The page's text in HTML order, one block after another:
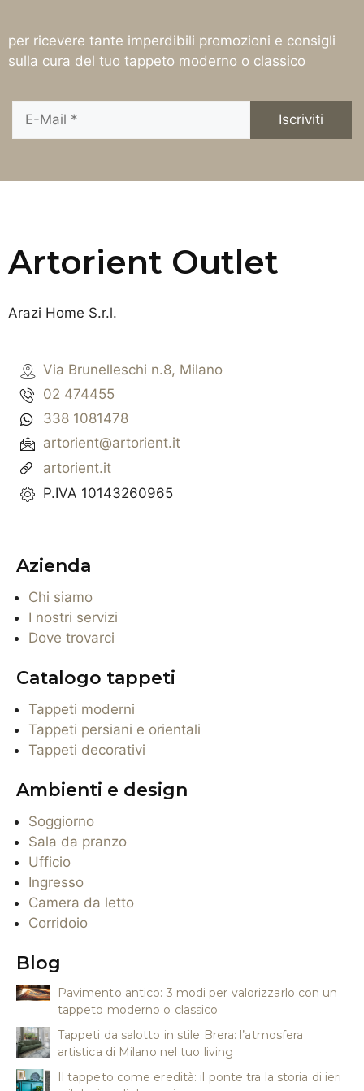
per ricevere tante imperdibili promozioni e consigli
sulla cura del tuo tappeto moderno o classico
Artorient Outlet
Arazi Home S.r.l.
Via Brunelleschi n.8, Milano
02 474455
338 1081478
artorient@artorient.it
artorient.it
P.IVA 10143260965
Azienda
Chi siamo
I nostri servizi
Dove trovarci
Catalogo tappeti
Tappeti moderni
Tappeti persiani e orientali
Tappeti decorativi
Ambienti e design
Soggiorno
Sala da pranzo
Ufficio
Ingresso
Camera da letto
Corridoio
Blog
Pavimento antico: 3 modi per valorizzarlo con un
tappeto moderno o classico
Tappeti da salotto in stile Brera: l’atmosfera
artistica di Milano nel tuo living
Il tappeto come eredità: il ponte tra la storia di ieri